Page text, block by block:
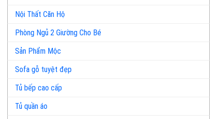
Nội Thất Căn Hộ
Phòng Ngủ 2 Giường Cho Bé
Sản Phẩm Mộc
Sofa gỗ tuyệt đẹp
Tủ bếp cao cấp
Tủ quần áo